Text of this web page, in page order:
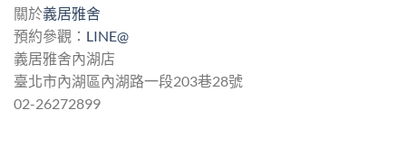
關於義居雅舍
預約參觀： LINE@
義居雅舍內湖店
臺北市內湖區內湖路一段203巷28號
02-26272899